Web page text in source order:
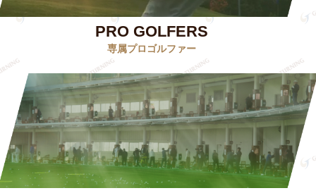
PRO GOLFERS
専属プロゴルファー